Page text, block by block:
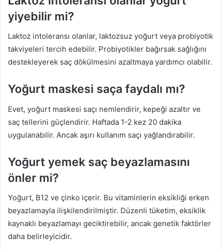
yiyebilir mi?
Laktoz intoleransı olanlar, laktozsuz yoğurt veya probiyotik
takviyeleri tercih edebilir. Probiyotikler bağırsak sağlığını
destekleyerek saç dökülmesini azaltmaya yardımcı olabilir.
Yoğurt maskesi saça faydalı mı?
Evet, yoğurt maskesi saçı nemlendirir, kepeği azaltır ve
saç tellerini güçlendirir. Haftada 1-2 kez 20 dakika
uygulanabilir. Ancak aşırı kullanım saçı yağlandırabilir.
Yoğurt yemek saç beyazlamasını
önler mi?
Yoğurt, B12 ve çinko içerir. Bu vitaminlerin eksikliği erken
beyazlamayla ilişkilendirilmiştir. Düzenli tüketim, eksiklik
kaynaklı beyazlamayı geciktirebilir, ancak genetik faktörler
daha belirleyicidir.